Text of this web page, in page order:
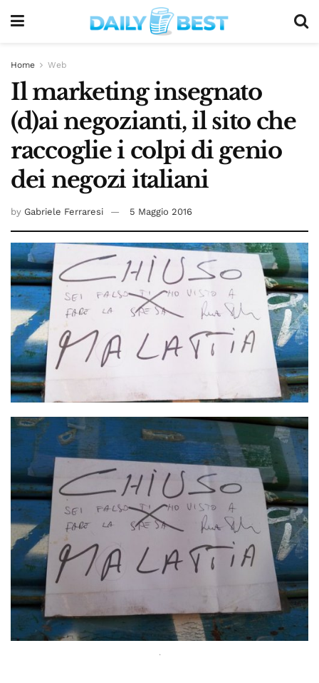
Home Web
Il marketing insegnato
(d)ai negozianti, il sito che
raccoglie i colpi di genio
dei negozi italiani
by Gabriele Ferraresi 5 Maggio 2016
.